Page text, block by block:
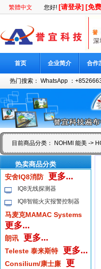
繁體中文 您好! [请登录] [免
首页 企业简介 合作
热门搜索： WhatsApp ：
目前商品分类： NOHMI 能美 ->
热卖商品分类
安舍IQ8消防
更多...
IQ8无线探测器
IQ8智能火灾报警控制器
马麦克MAMAC Systems
更多...
朗讯 更多...
Teleste 泰来斯特 更多...
Consilium/康士廉
更